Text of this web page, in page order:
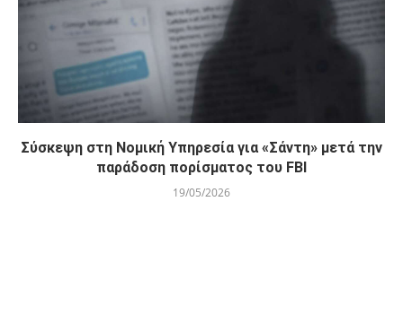
Σύσκεψη στη Νομική Υπηρεσία για «Σάντη» μετά την
παράδοση πορίσματος του FBI
19/05/2026